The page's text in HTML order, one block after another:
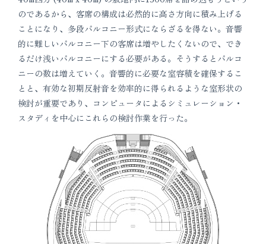
のであるから、客席の構成は必然的に高さ方向に積み上げる
ことになり、多段バルコニー形式にならざるを得ない。音響
的に難しいバルコニー下の客席は増やしたくないので、でき
るだけ浅いバルコニーにする必要がある。そうするとバルコ
ニーの数は増えていく。音響的に必要な室容積を確保するこ
とと、有効な初期反射音を効率的に得られるような室形状の
検討が重要であり、コンピュータによるシミュレーション・
スタディを中心にこれらの検討作業を行った。